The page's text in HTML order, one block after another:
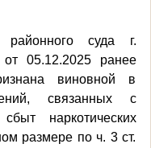
районного суда г.
05.12.2025 ранее
виновной в
связанных с
наркотических
размере по ч. 3 ст.